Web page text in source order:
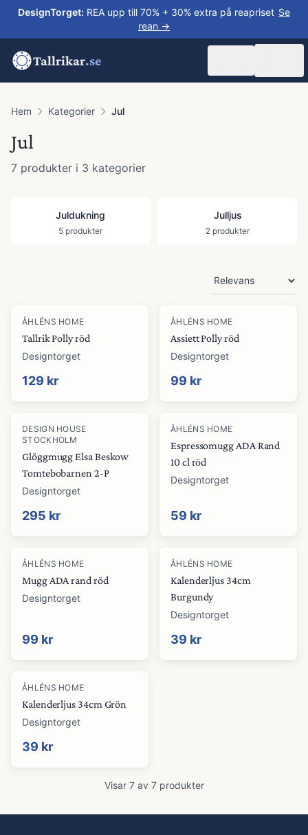
DesignTorget: REA upp till 70% + 30% extra på reapriset Se
rean →
Tallrikar.se
Hem Kategorier Jul
Jul
7 produkter i 3 kategorier
Juldukning
5 produkter
Julljus
2 produkter
ÅHLÉNS HOME
Tallrik Polly röd
Designtorget
129 kr
ÅHLÉNS HOME
Assiett Polly röd
Designtorget
99 kr
DESIGN HOUSE
STOCKHOLM
Glöggmugg Elsa Beskow
Tomtebobarnen 2-P
Designtorget
295 kr
ÅHLÉNS HOME
Espressomugg ADA Rand
10 cl röd
Designtorget
59 kr
ÅHLÉNS HOME
Mugg ADA rand röd
Designtorget
99 kr
ÅHLÉNS HOME
Kalenderljus 34cm
Burgundy
Designtorget
39 kr
ÅHLÉNS HOME
Kalenderljus 34cm Grön
Designtorget
39 kr
Visar 7av 7produkter